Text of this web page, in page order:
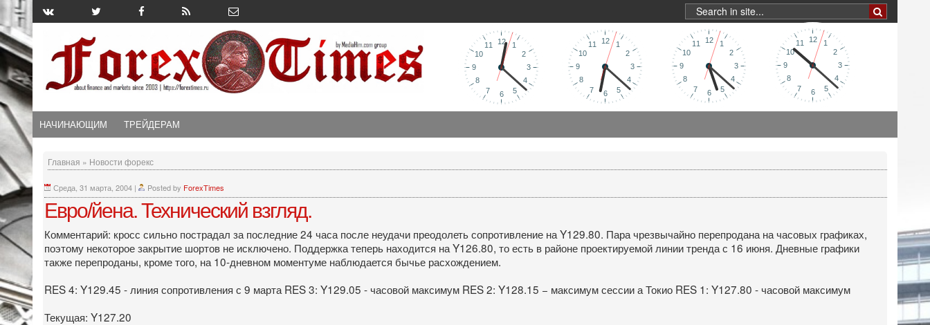
НАЧИНАЮЩИМ ТРЕЙДЕРАМ
Главная » Новости форекс
Среда, 31 марта, 2004 | Posted by ForexTimes
Евро/йена. Технический взгляд.
Комментарий: кросс сильно пострадал за последние 24 часа после неудачи преодолеть сопротивление на Y129.80. Пара чрезвычайно перепродана на часовых графиках,
поэтому некоторое закрытие шортов не исключено. Поддержка теперь находится на Y126.80, то есть в районе проектируемой линии тренда с 16 июня. Дневные графики
также перепроданы, кроме того, на 10-дневном моментуме наблюдается бычье расхождением.
RES 4: Y129.45 - линия сопротивления с 9 марта RES 3: Y129.05 - часовой максимум RES 2: Y128.15 − максимум сессии а Токио RES 1: Y127.80 - часовой максимум
Текущая: Y127.20